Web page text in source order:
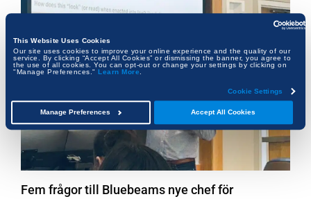
This Website Uses Cookies
Our site uses cookies to improve your online experience and the quality of our
service. By clicking “Accept All Cookies” or dismissing the banner, you agree to
the use of all cookies. You can opt-out or change your settings by clicking on
"Manage Preferences." Learn More
Cookie Settings
Accept All Cookies
Manage Preferences
Fem frågor till Bluebeams nye chef för